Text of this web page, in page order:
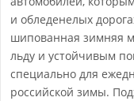
и обледенелых
шипованная зимняя
льду и устойчивым
специально для
российской зимы.